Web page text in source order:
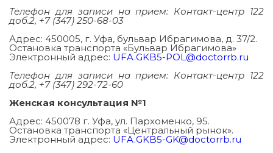
Телефон для записи на прием: Контакт-центр 122
доб.2, +7 (347) 250-68-03
Адрес: 450005, г. Уфа, бульвар Ибрагимова, д. 37/2.
Остановка транспорта «Бульвар Ибрагимова»
Электронный адрес: UFA.GKB5-POL@doctorrb.ru
Телефон для записи на прием: Контакт-центр 122
доб.2, +7 (347) 292-72-60
Женская консультация №1
Адрес: 450078 г. Уфа, ул. Пархоменко, 95.
Остановка транспорта «Центральный рынок».
Электронный адрес: UFA.GKB5-GK@doctorrb.ru